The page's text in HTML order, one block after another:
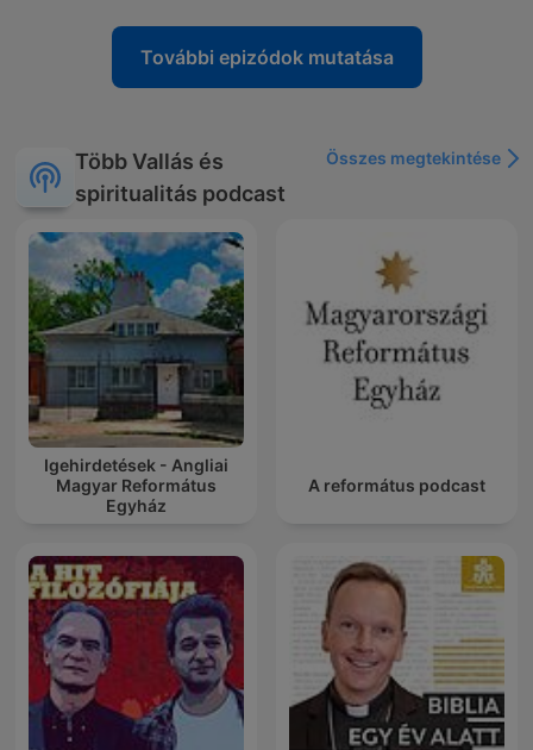
További epizódok mutatása
Több Vallás és
spiritualitás podcast
Összes megtekintése
Igehirdetések - Angliai
Magyar Református
Egyház
A református podcast